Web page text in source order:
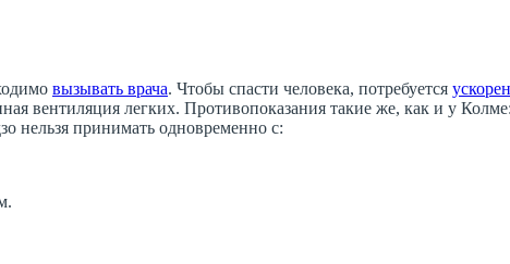
вызывать врача. Чтобы спасти человека, потребуется
вентиляция легких. Противопоказания такие же, как и у
нельзя принимать одновременно с: